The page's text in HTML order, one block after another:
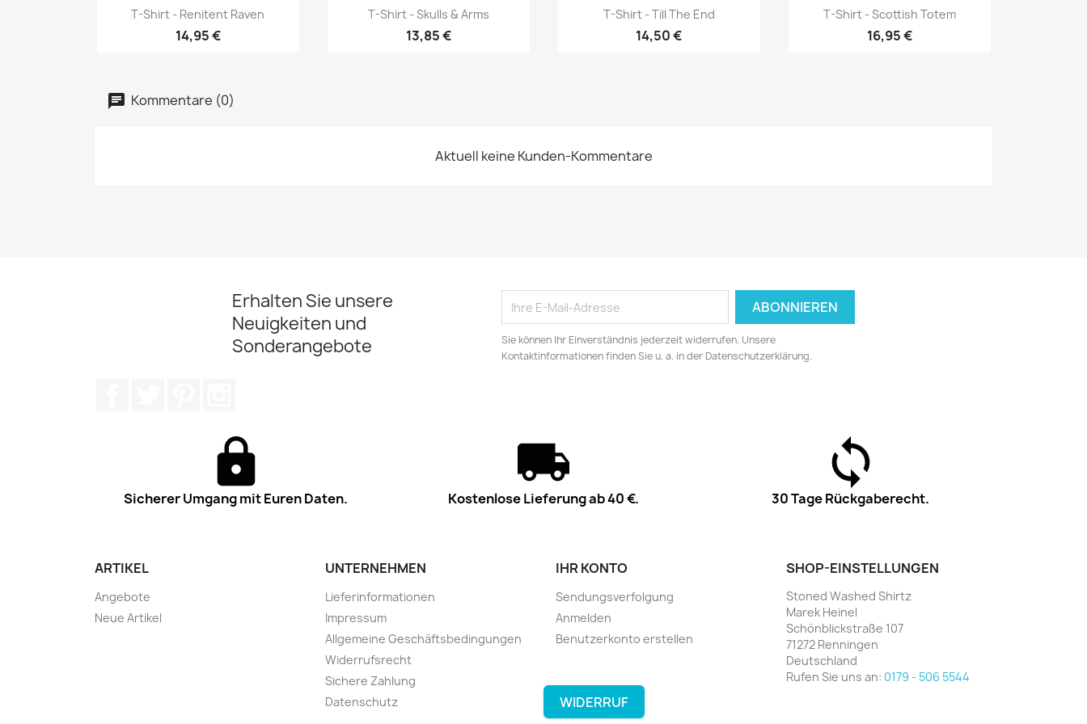
Vorschau
T-Shirt - Renitent Raven
14,95 €
Vorschau
T-Shirt - Skulls & Arms
13,85 €
Vorschau
T-Shirt - Till The End
14,50 €
Vorschau
T-Shirt - Scottish Totem
16,95 €
Kommentare (0)
Aktuell keine Kunden-Kommentare
Erhalten Sie unsere
Neuigkeiten und
Sonderangebote
Sie können Ihr Einverständnis jederzeit widerrufen. Unsere
Kontaktinformationen finden Sie u. a. in der Datenschutzerklärung.
Sicherer Umgang mit Euren Daten. Kostenlose Lieferung ab 40 €. 30 Tage Rückgaberecht.
ARTIKEL
Angebote
Neue Artikel
UNTERNEHMEN
Lieferinformationen
Impressum
Allgemeine Geschäftsbedingungen
Widerrufsrecht
Sichere Zahlung
Datenschutz
IHR KONTO
Sendungsverfolgung
Anmelden
Benutzerkonto erstellen
SHOP-EINSTELLUNGEN
Stoned Washed Shirtz
Marek Heinel
Schönblickstraße 107
71272 Renningen
Deutschland
Rufen Sie uns an: 0179 - 506 5544
WIDERRUF